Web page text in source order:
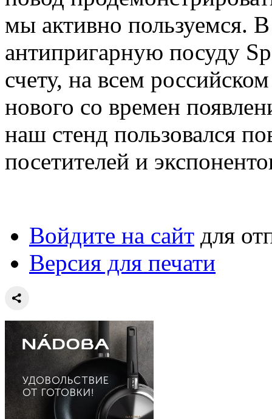
мы активно пользуемся.
антипригарную посуду
счету, на всем
нового со времен
наш стенд пользовался
посетителей и
Войдите на сайт для
Версия для печати